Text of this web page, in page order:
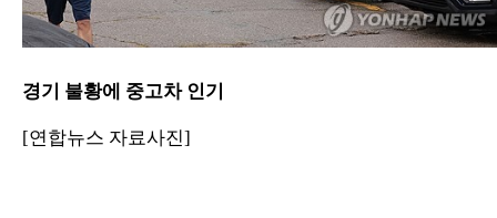
경기 불황에 중고차 인기
[연합뉴스 자료사진]